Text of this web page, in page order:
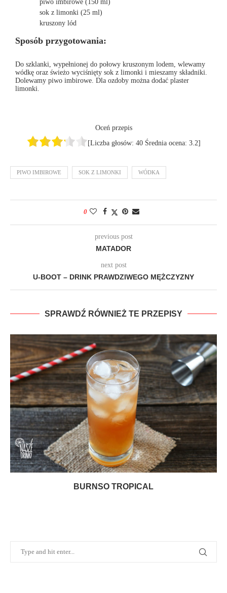
piwo imbirowe (150 ml)
sok z limonki (25 ml)
kruszony lód
Sposób przygotowania:
Do szklanki, wypełnionej do połowy kruszonym lodem, wlewamy
wódkę oraz świeżo wyciśnięty sok z limonki i mieszamy składniki.
Dolewamy piwo imbirowe. Dla ozdoby można dodać plaster
limonki.
Oceń przepis
[Liczba głosów: 40Średnia ocena: 3.2]
PIWO IMBIROWE SOK Z LIMONKI WÓDKA
0
previous post
MATADOR
next post
U-BOOT – DRINK PRAWDZIWEGO MĘŻCZYZNY
SPRAWDŹ RÓWNIEŻ TE PRZEPISY
BURNSO TROPICAL